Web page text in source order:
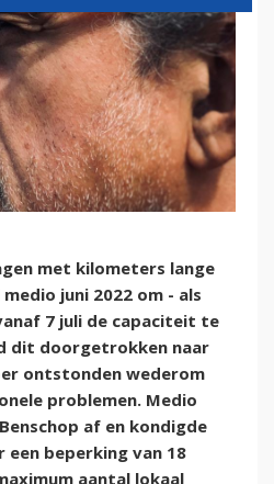
met kilometers lange
juni 2022 om - als
7 juli de capaciteit te
dit doorgetrokken naar
ontstonden wederom
problemen. Medio
af en kondigde
een beperking van 18
aantal lokaal